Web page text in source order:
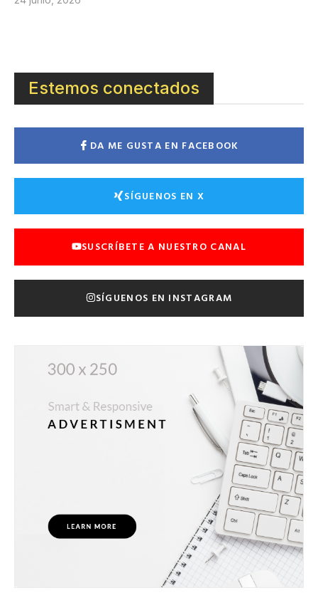
Estemos conectados
DA ME GUSTA EN FACEBOOK
SÍGUENOS EN X
SUSCRÍBETE A NUESTRO CANAL
SÍGUENOS EN INSTAGRAM